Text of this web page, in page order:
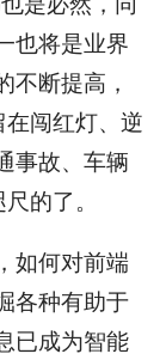
也将是业界
不断提高，
在闯红灯、逆
事故、车辆
的了。
何对前端
各种有助于
已成为智能